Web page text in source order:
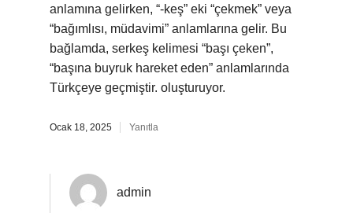
anlamına gelirken, “-keş” eki “çekmek” veya
“bağımlısı, müdavimi” anlamlarına gelir. Bu
bağlamda, serkeş kelimesi “başı çeken”,
“başına buyruk hareket eden” anlamlarında
Türkçeye geçmiştir. oluşturuyor.
Ocak 18, 2025 Yanıtla
admin